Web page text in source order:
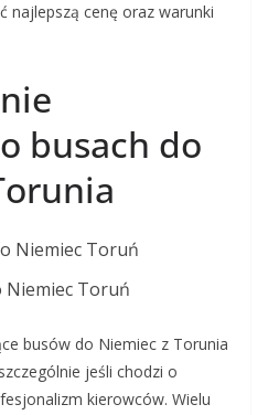
najlepszą cenę oraz warunki
busach do
Niemiec Toruń
busów do Niemiec z Torunia
jeśli chodzi o
kierowców. Wielu